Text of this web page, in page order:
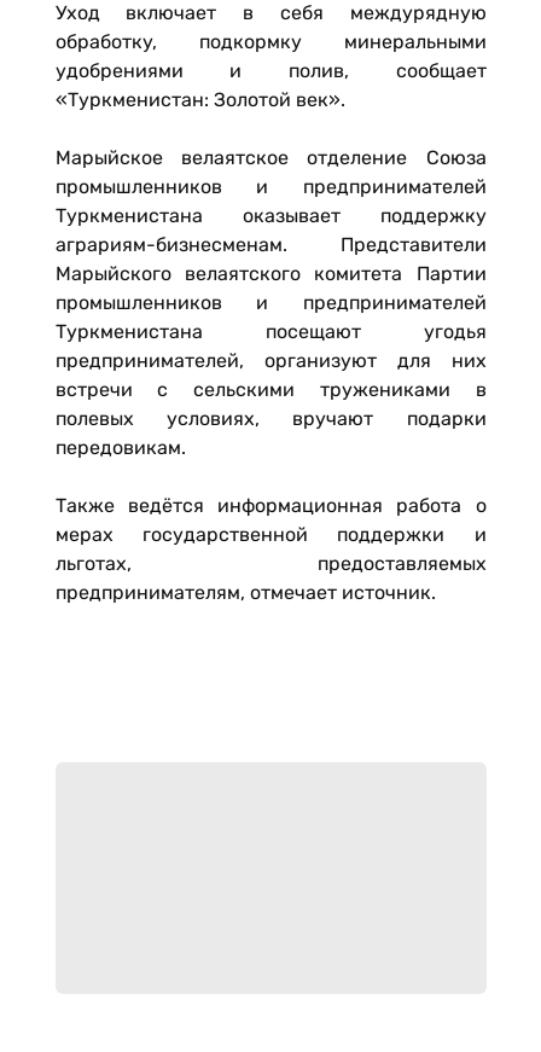
Уход включает в себя междурядную
обработку, подкормку минеральными
удобрениями и полив, сообщает
«Туркменистан: Золотой век».
Марыйское велаятское отделение Союза
промышленников и предпринимателей
Туркменистана оказывает поддержку
аграриям-бизнесменам. Представители
Марыйского велаятского комитета Партии
промышленников и предпринимателей
Туркменистана посещают угодья
предпринимателей, организуют для них
встречи с сельскими тружениками в
полевых условиях, вручают подарки
передовикам.
Также ведётся информационная работа о
мерах государственной поддержки и
льготах, предоставляемых
предпринимателям, отмечает источник.